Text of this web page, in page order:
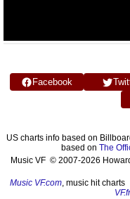
Facebook
US charts info based on
based on The
Music VF © 2007-2026
Music VF.com, music hit charts
VF.fr